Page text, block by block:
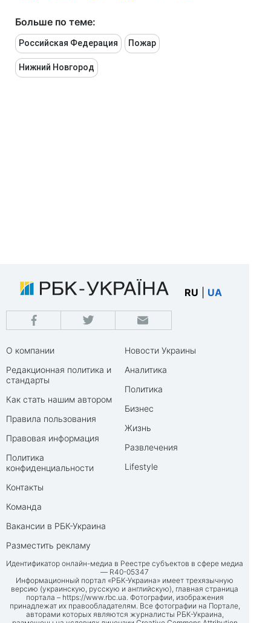
Больше по теме:
Российская Федерация Пожар
Нижний Новгород
RU UA
О компании
Редакционная политика и
стандарты
Как стать нашим автором
Правила пользования
Правовая информация
Политика
конфиденциальности
Контакты
Команда
Вакансии в РБК-Украина
Разместить рекламу
Новости Украины
Аналитика
Политика
Бизнес
Жизнь
Развлечения
Lifestyle
Идентификатор онлайн-медиа в Реестре субъектов в сфере медиа
— R40-05347
Информационный портал «РБК-Украина» имеет трехязычную
версию (украинскую, русскую и английскую), главная страница
портала – https://www.rbc.ua . Фотографии, изображения
принадлежат их правообладателям. Все фотографии на Портале,
авторами которых являются журналисты РБК-Украина,